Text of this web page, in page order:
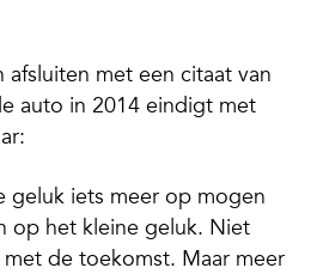
afsluiten met een citaat van
auto in 2014 eindigt met
geluk iets meer op mogen
op het kleine geluk. Niet
met de toekomst. Maar meer